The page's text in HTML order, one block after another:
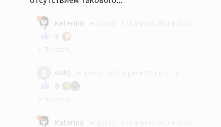
Katerina
-3
отсутствие чувства юмора к изначально
срачной теме?
oldQ
-8
это я вспоминаю ваши ответы на некоторые,
Katerina